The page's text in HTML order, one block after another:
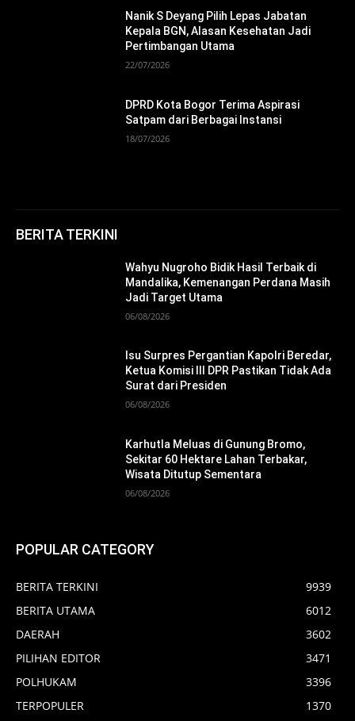
Nanik S Deyang Pilih Lepas Jabatan
Kepala BGN, Alasan Kesehatan Jadi
Pertimbangan Utama
22/07/2026
DPRD Kota Bogor Terima Aspirasi
Satpam dari Berbagai Instansi
18/07/2026
BERITA TERKINI
Wahyu Nugroho Bidik Hasil Terbaik di
Mandalika, Kemenangan Perdana Masih
Jadi Target Utama
06/08/2026
Isu Surpres Pergantian Kapolri Beredar,
Ketua Komisi III DPR Pastikan Tidak Ada
Surat dari Presiden
06/08/2026
Karhutla Meluas di Gunung Bromo,
Sekitar 60 Hektare Lahan Terbakar,
Wisata Ditutup Sementara
06/08/2026
POPULAR CATEGORY
BERITA TERKINI
9939
BERITA UTAMA
6012
DAERAH
3602
PILIHAN EDITOR
3471
POLHUKAM
3396
TERPOPULER
1370